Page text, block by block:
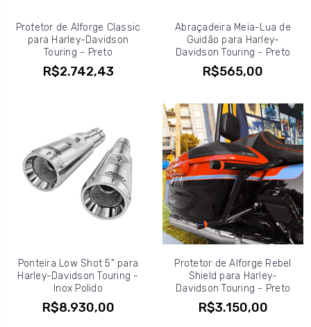
Protetor de Alforge Classic
para Harley-Davidson
Touring - Preto
R$2.742,43
Abraçadeira Meia-Lua de
Guidão para Harley-
Davidson Touring - Preto
R$565,00
Ponteira Low Shot 5" para
Harley-Davidson Touring -
Inox Polido
R$8.930,00
Protetor de Alforge Rebel
Shield para Harley-
Davidson Touring - Preto
R$3.150,00